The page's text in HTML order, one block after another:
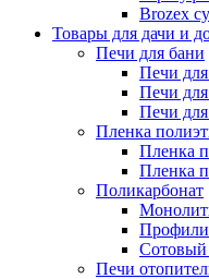
Brozex
Товары для дачи и
Печи для бани
Печи
Печи
Печи для
Пленка
Пленка
Пленка
Поликарбонат
Сотовый
Печи